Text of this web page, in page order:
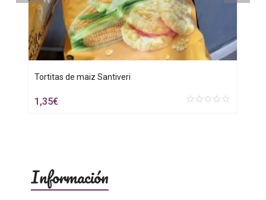
Tortitas de maiz Santiveri
1,35€
Información